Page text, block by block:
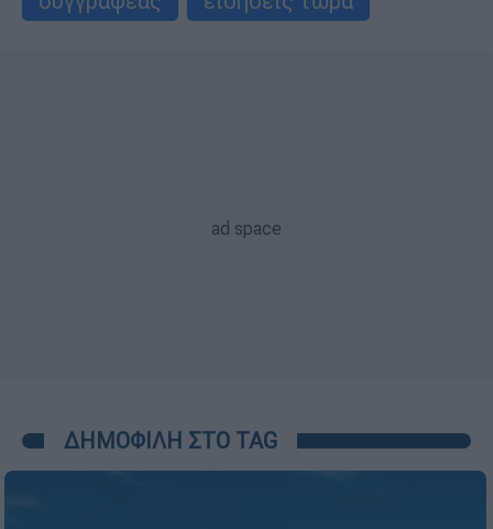
ΔΗΜΟΦΙΛΗ ΣΤΟ TAG